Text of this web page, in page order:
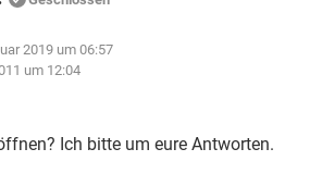
2019 um 06:57
um 12:04
Ich bitte um eure Antworten.